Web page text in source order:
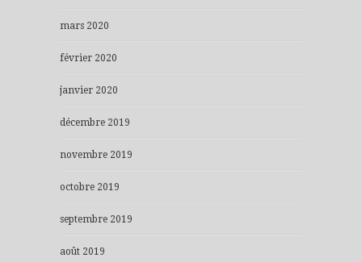
mars 2020
février 2020
janvier 2020
décembre 2019
novembre 2019
octobre 2019
septembre 2019
août 2019